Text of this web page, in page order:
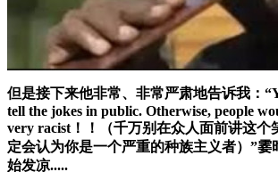
但是接下来他非常、非常严肃地告诉我：
tell the jokes in public. Otherwise, people
very racist！！
（千万别在众人面前讲这
定会认为你是一个严重的种族主义者）”霎
始发凉.....